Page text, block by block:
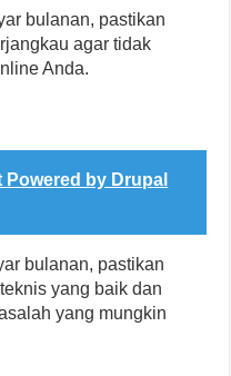
bulanan, pastikan
agar tidak
Anda.
Powered by Drupal
bulanan, pastikan
yang baik dan
yang mungkin